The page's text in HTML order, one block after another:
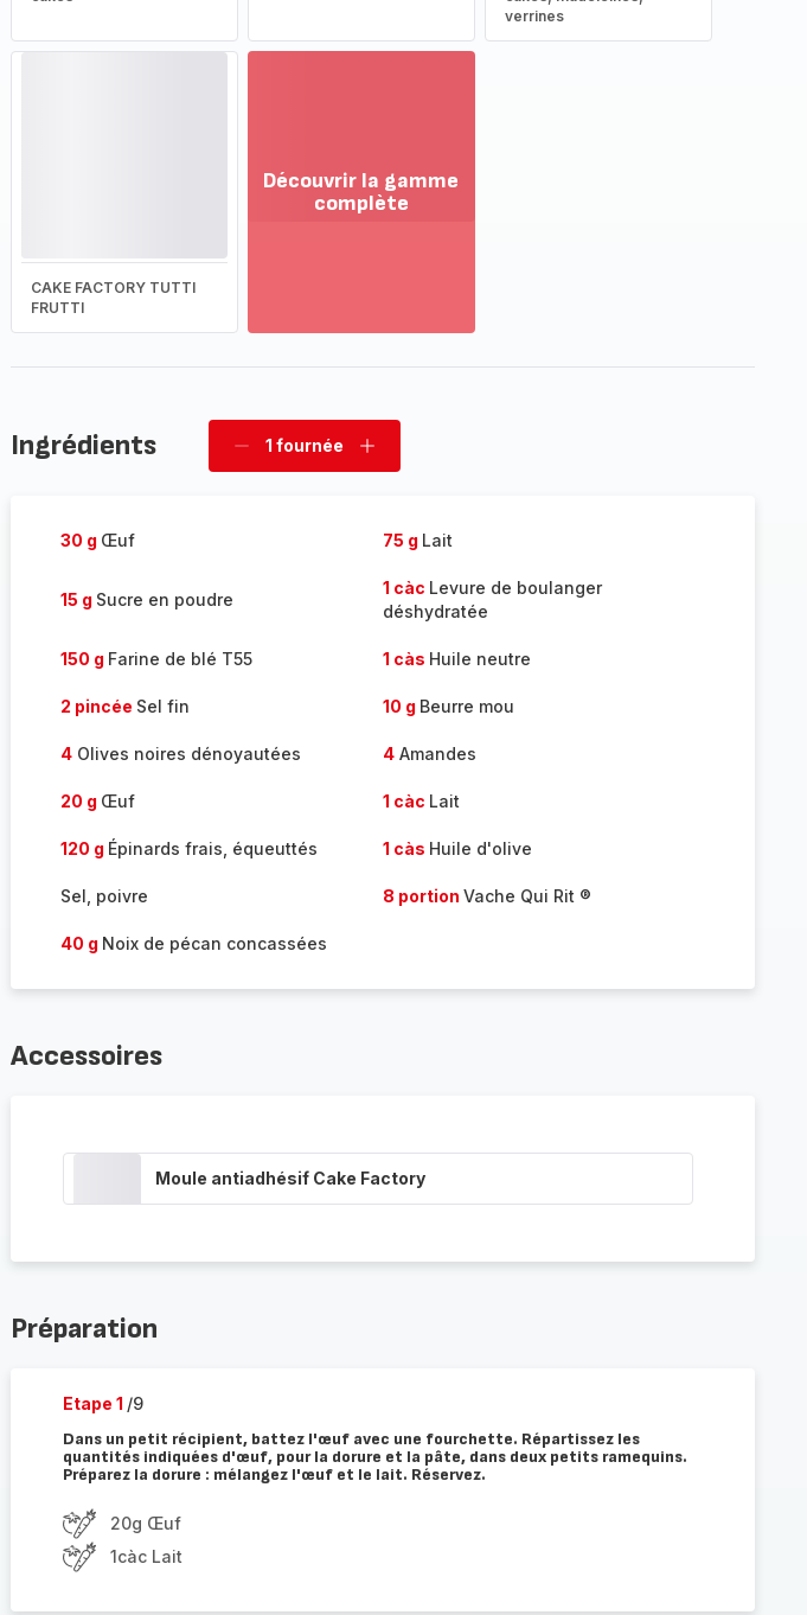
verrines
CAKE FACTORY TUTTI
FRUTTI
Découvrir la gamme
complète
complète
Ingrédients
Supprimer
1 fournée
Ajouter
30 g Œuf 75 g Lait
15 g Sucre en poudre
1 càc Levure de boulanger
déshydratée
150 g Farine de blé T55 1 càs Huile neutre
2 pincée Sel fin 10 g Beurre mou
4Olives noires dénoyautées 4Amandes
20 g Œuf 1 càc Lait
120 g Épinards frais, équeuttés 1 càs Huile d'olive
Sel, poivre 8 portion Vache Qui Rit ®
40 g Noix de pécan concassées
Accessoires
Moule antiadhésif Cake Factory
Préparation
Etape 1 /9
Dans un petit récipient, battez l'œuf avec une fourchette. Répartissez les
quantités indiquées d'œuf, pour la dorure et la pâte, dans deux petits ramequins.
Préparez la dorure : mélangez l'œuf et le lait. Réservez.
20g Œuf
1càc Lait